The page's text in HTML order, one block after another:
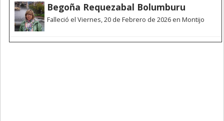
Begoña Requezabal Bolumburu
Falleció el Viernes, 20 de Febrero de 2026 en Montijo